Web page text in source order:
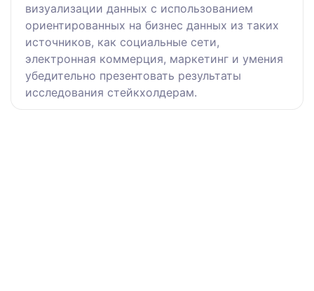
визуализации данных с использованием
ориентированных на бизнес данных из таких
источников, как социальные сети,
электронная коммерция, маркетинг и умения
убедительно презентовать результаты
исследования стейкхолдерам.